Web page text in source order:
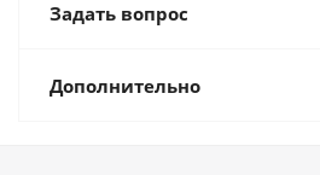
Задать вопрос
Дополнительно